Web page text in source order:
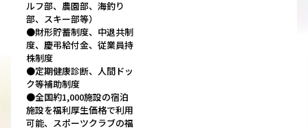
ルフ部、農園部、海釣り
部、スキー部等）
●財形貯蓄制度、中退共制
度、慶弔給付金、従業員持
株制度
●定期健康診断、人間ドッ
ク等補助制度
●全国約1,000施設の宿泊
施設を福利厚生価格で利用
可能、スポーツクラブの福